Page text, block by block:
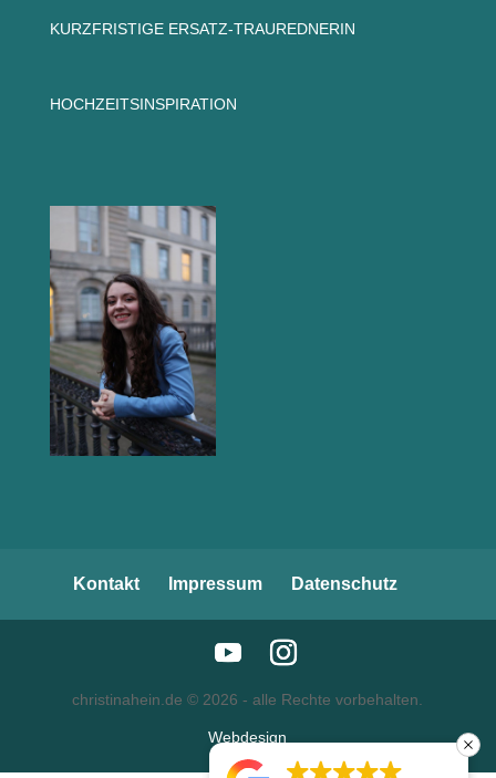
KURZFRISTIGE ERSATZ-TRAUREDNERIN
HOCHZEITSINSPIRATION
Kontakt Impressum Datenschutz
christinahein.de © 2026 - alle Rechte vorbehalten.
Webdesign